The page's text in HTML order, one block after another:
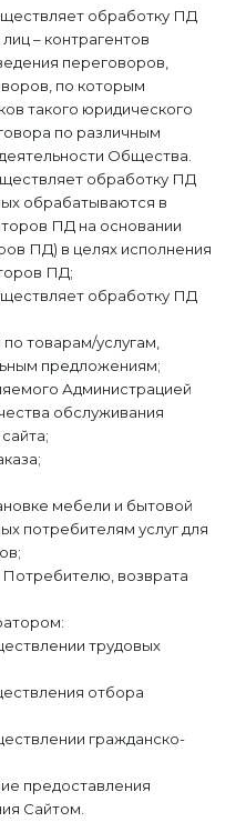
обработку ПД
– контрагентов
переговоров,
по которым
такого юридического
по различным
Общества.
обработку ПД
обрабатываются в
ПД на основании
ПД) в целях исполнения
ПД;
обработку ПД
товарам/услугам,
предложениям;
Администрацией
обслуживания
мебели и бытовой
потребителям услуг для
Потребителю, возврата
трудовых
отбора
гражданско-
предоставления
Сайтом.